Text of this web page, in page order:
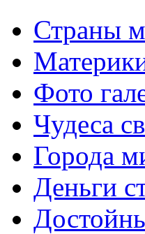
Страны
Фото
Чудеса
Города
Деньги